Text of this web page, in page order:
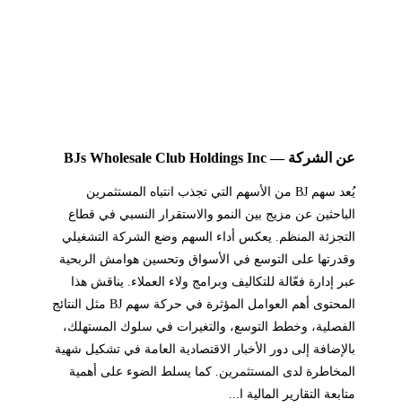
عن الشركة — BJs Wholesale Club Holdings Inc
يُعد سهم BJ من الأسهم التي تجذب انتباه المستثمرين
الباحثين عن مزيج بين النمو والاستقرار النسبي في قطاع
التجزئة المنظم. يعكس أداء السهم وضع الشركة التشغيلي
وقدرتها على التوسع في الأسواق وتحسين هوامش الربحية
عبر إدارة فعّالة للتكاليف وبرامج ولاء العملاء. يناقش هذا
المحتوى أهم العوامل المؤثرة في حركة سهم BJ مثل النتائج
الفصلية، وخطط التوسع، والتغيرات في سلوك المستهلك،
بالإضافة إلى دور الأخبار الاقتصادية العامة في تشكيل شهية
المخاطرة لدى المستثمرين. كما يسلط الضوء على أهمية
متابعة التقارير المالية ا...